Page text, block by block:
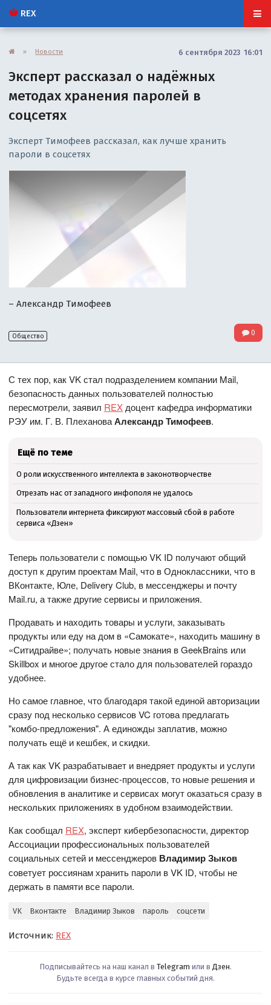
REX
» Новости 6 сентября 2023 16:01
Эксперт рассказал о надёжных
методах хранения паролей в
соцсетях
Эксперт Тимофеев рассказал, как лучше хранить
пароли в соцсетях
– Александр Тимофеев
Общество 0
С тех пор, как VK стал подразделением компании Mail,
безопасность данных пользователей полностью
пересмотрели, заявил REX доцент кафедра информатики
РЭУ им. Г. В. ПлехановаАлександр Тимофеев.
Ещё по теме
О роли искусственного интеллекта в законотворчестве
Отрезать нас от западного инфополя не удалось
Пользователи интернета фиксируют массовый сбой в работе
сервиса «Дзен»
Теперь пользователи с помощью VK ID получают общий
доступ к другим проектам Mail, что в Одноклассники, что в
ВКонтакте, Юле, Delivery Club, в мессенджеры и почту
Mail.ru, а также другие сервисы и приложения.
Продавать и находить товары и услуги, заказывать
продукты или еду на дом в «Самокате», находить машину в
«Ситидрайве»; получать новые знания в GeekBrains или
Skillbox и многое другое стало для пользователей гораздо
удобнее.
Но самое главное, что благодаря такой единой авторизации
сразу под несколько сервисов VC готова предлагать
"комбо-предложения". А единожды заплатив, можно
получать ещё и кешбек, и скидки.
А так как VK разрабатывает и внедряет продукты и услуги
для цифровизации бизнес-процессов, то новые решения и
обновления в аналитике и сервисах могут оказаться сразу в
нескольких приложениях в удобном взаимодействии.
Как сообщал REX, эксперт кибербезопасности, директор
Ассоциации профессиональных пользователей
социальных сетей и мессенджеров Владимир Зыков
советует россиянам хранить пароли в VK ID, чтобы не
держать в памяти все пароли.
VK Вконтакте Владимир Зыков пароль соцсети
Источник: REX
Подписывайтесь на наш канал в Telegram или в Дзен.
Будьте всегда в курсе главных событий дня.